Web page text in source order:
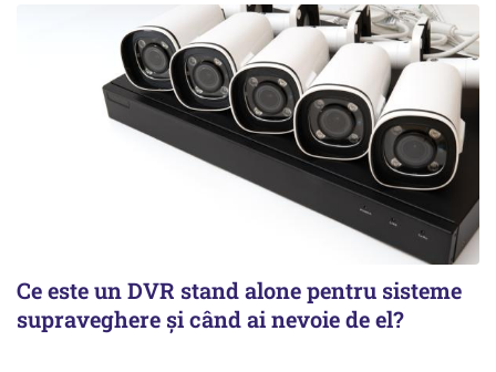
Ce este un DVR stand alone pentru sisteme
supraveghere și când ai nevoie de el?